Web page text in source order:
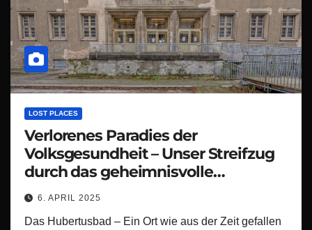
LOST PLACES
Verlorenes Paradies der
Volksgesundheit – Unser Streifzug
durch das geheimnisvolle
Hubertusbad in Berlin
6. APRIL 2025
Das Hubertusbad – Ein Ort wie aus der Zeit gefallen